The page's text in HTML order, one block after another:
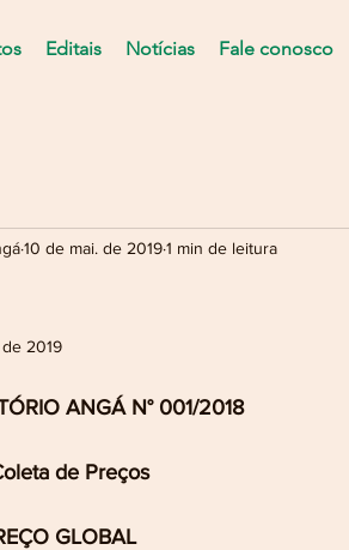
Editais Notícias Fale conosco
10 de mai. de 20191 min de leitura
de 2019
ANGÁ N° 001/2018
de Preços
GLOBAL